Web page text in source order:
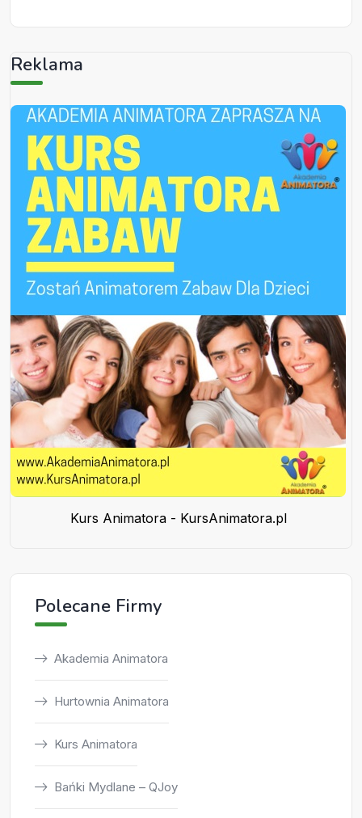
Reklama
Kurs Animatora - KursAnimatora.pl
Polecane Firmy
Akademia Animatora
Hurtownia Animatora
Kurs Animatora
Bańki Mydlane – QJoy